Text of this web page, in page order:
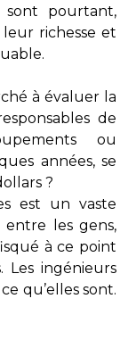
pourtant,
richesse et
à évaluer la
de
ou
années, se
?
est un vaste
entre les gens,
à ce point
Les ingénieurs
qu’elles sont.